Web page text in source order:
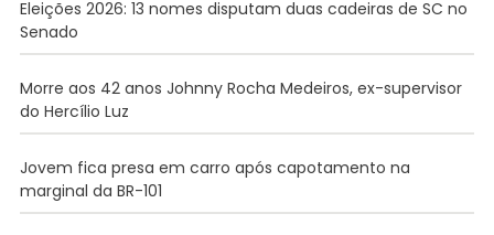
Eleições 2026: 13 nomes disputam duas cadeiras de SC no
Senado
Morre aos 42 anos Johnny Rocha Medeiros, ex-supervisor
do Hercílio Luz
Jovem fica presa em carro após capotamento na
marginal da BR-101